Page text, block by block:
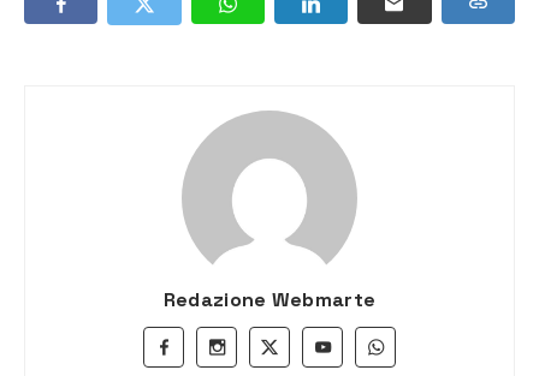
Redazione Webmarte